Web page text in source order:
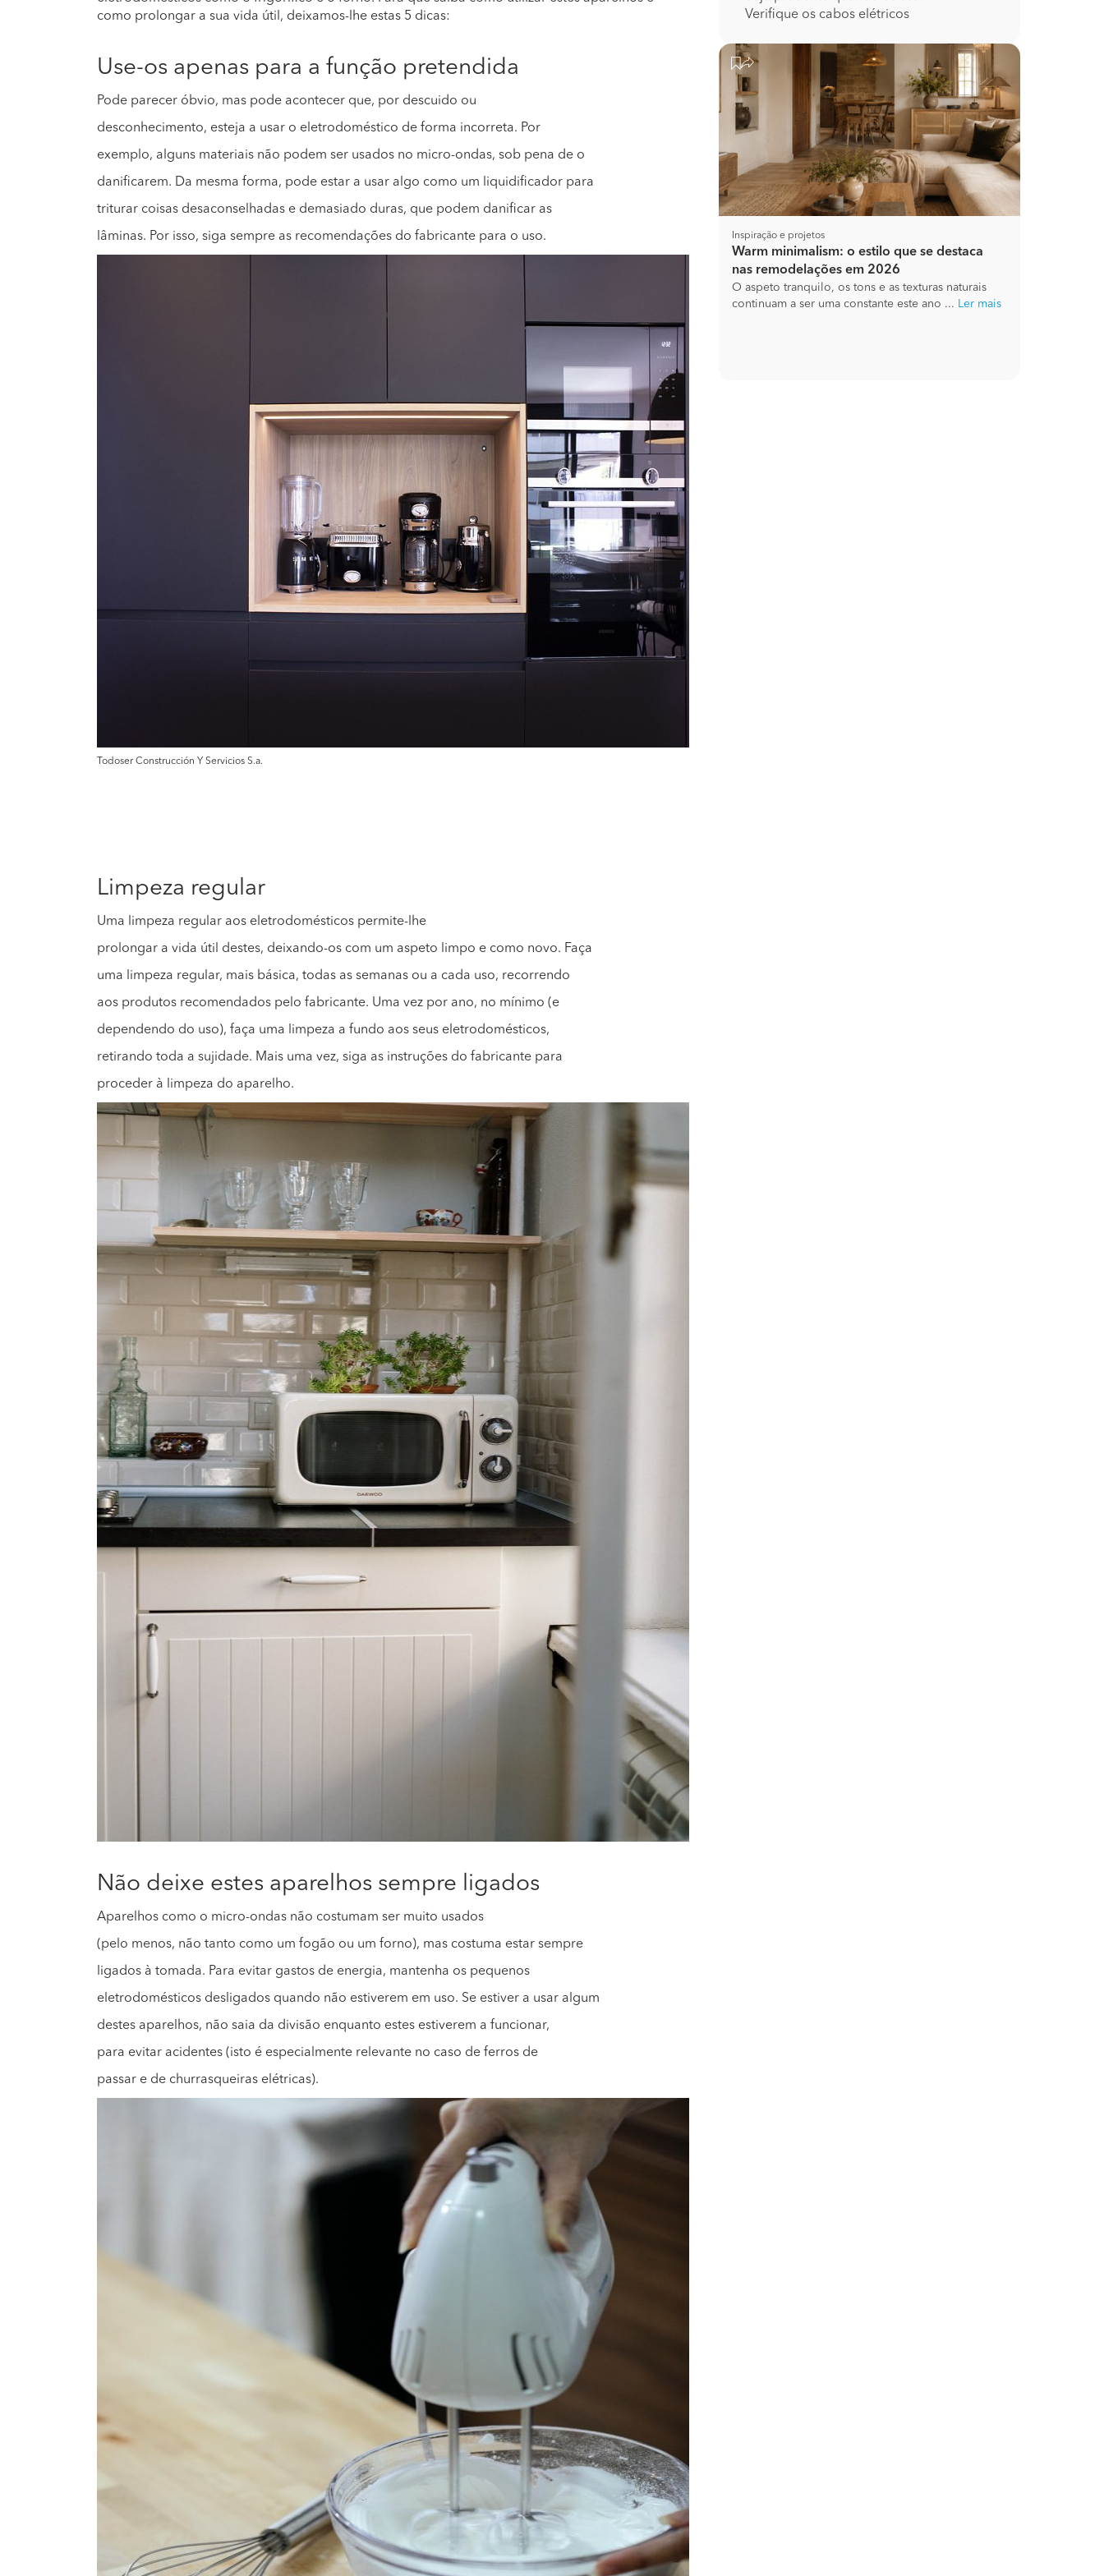
como prolongar a sua vida útil, deixamos-lhe estas 5 dicas:
Use-os apenas para a função pretendida
Pode parecer óbvio, mas pode acontecer que, por descuido ou
desconhecimento, esteja a usar o eletrodoméstico de forma incorreta. Por
exemplo, alguns materiais não podem ser usados no micro-ondas, sob pena de o
danificarem. Da mesma forma, pode estar a usar algo como um liquidificador para
triturar coisas desaconselhadas e demasiado duras, que podem danificar as
lâminas. Por isso, siga sempre as recomendações do fabricante para o uso.
Todoser Construcción Y Servicios S.a.
Limpeza regular
Uma limpeza regular aos eletrodomésticos permite-lhe
prolongar a vida útil destes, deixando-os com um aspeto limpo e como novo. Faça
uma limpeza regular, mais básica, todas as semanas ou a cada uso, recorrendo
aos produtos recomendados pelo fabricante. Uma vez por ano, no mínimo (e
dependendo do uso), faça uma limpeza a fundo aos seus eletrodomésticos,
retirando toda a sujidade. Mais uma vez, siga as instruções do fabricante para
proceder à limpeza do aparelho.
Não deixe estes aparelhos sempre ligados
Aparelhos como o micro-ondas não costumam ser muito usados
(pelo menos, não tanto como um fogão ou um forno), mas costuma estar sempre
ligados à tomada. Para evitar gastos de energia, mantenha os pequenos
eletrodomésticos desligados quando não estiverem em uso. Se estiver a usar algum
destes aparelhos, não saia da divisão enquanto estes estiverem a funcionar,
para evitar acidentes (isto é especialmente relevante no caso de ferros de
passar e de churrasqueiras elétricas).
Verifique os cabos elétricos
Inspiração e projetos
Warm minimalism: o estilo que se destaca
nas remodelações em 2026
O aspeto tranquilo, os tons e as texturas naturais
continuam a ser uma constante este ano ... Ler mais